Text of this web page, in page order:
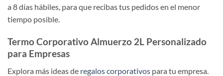
a 8 días hábiles, para que recibas tus pedidos en el menor
tiempo posible.
Termo Corporativo Almuerzo 2L Personalizado
para Empresas
Explora más ideas de regalos corporativos para tu empresa.